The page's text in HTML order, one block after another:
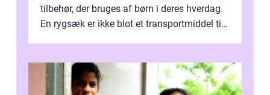
tilbehør, der bruges af børn i deres hverdag.
En rygsæk er ikke blot et transportmiddel til